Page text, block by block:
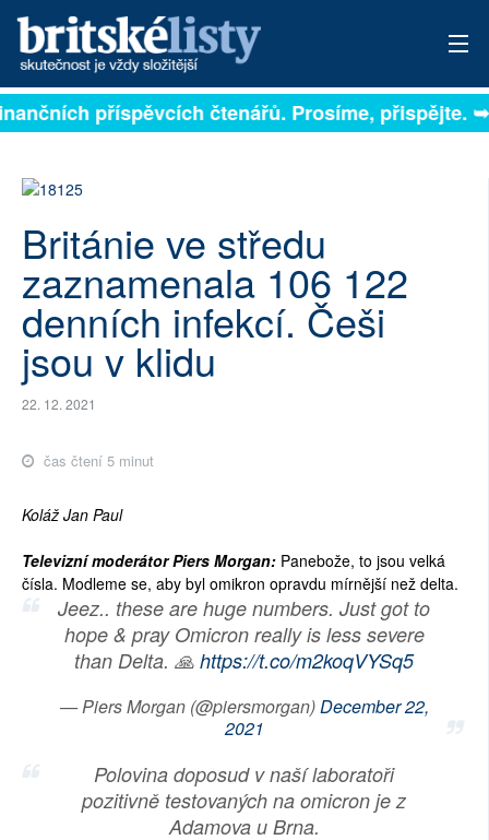
PŘIHLÁSIT
ROZHOVORY
TÉMATA
NEJČTENĚJŠÍ ZA 7 DNÍ
AUTOŘI
PŘÍSPĚVKY NA PROVOZ
SOCIÁLNÍ SÍTĚ
RUBRIKY
PLNÁ VERZE STRÁNEK
finančních příspěvcích čtenářů. Prosíme,
Británie ve středu
zaznamenala 106 122
denních infekcí. Češi
jsou v klidu
22. 12. 2021
čas čtení 5 minut
Koláž Jan Paul
Televizní moderátor Piers Morgan: Panebože, to jsou velká
čísla. Modleme se, aby byl omikron opravdu mírnější než delta.
Jeez.. these are huge numbers. Just got to
hope & pray Omicron really is less severe
than Delta. 🙏 https://t.co/m2koqVYSq5
— Piers Morgan (@piersmorgan)December 22,
2021
Polovina doposud v naší laboratoři
pozitivně testovaných na omicron je z
Adamova u Brna.